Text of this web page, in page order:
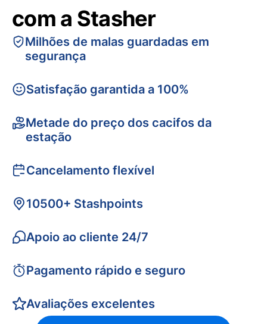
com a Stasher
Milhões de malas guardadas em
segurança
Satisfação garantida a 100%
Metade do preço dos cacifos da
estação
Cancelamento flexível
10500+ Stashpoints
Apoio ao cliente 24/7
Pagamento rápido e seguro
Avaliações excelentes